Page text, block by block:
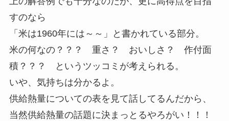
すのなら
「米は1960年には～～」と書かれている部分。
米の何なの？？？ 重さ？ おいしさ？ 作付面
積？？？ というツッコミが考えられる。
いや、気持ちは分かるよ。
供給熱量についての表を見て話してるんだから、
当然供給熱量の話題に決まっとるやろがい！！！